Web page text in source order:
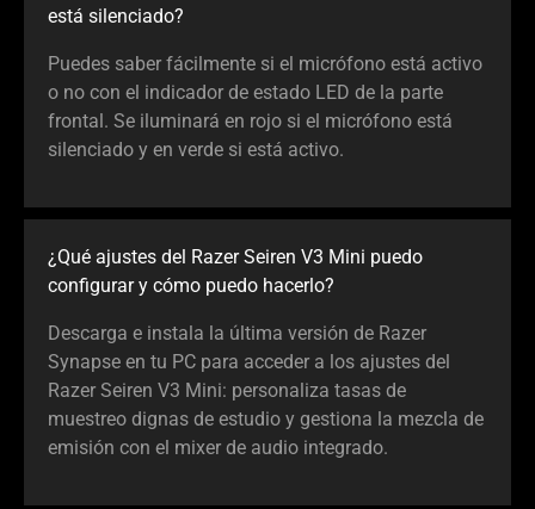
está silenciado?
Puedes saber fácilmente si el micrófono está activo
o no con el indicador de estado LED de la parte
frontal. Se iluminará en rojo si el micrófono está
silenciado y en verde si está activo.
¿Qué ajustes del Razer Seiren V3 Mini puedo
configurar y cómo puedo hacerlo?
Descarga e instala la última versión de Razer
Synapse en tu PC para acceder a los ajustes del
Razer Seiren V3 Mini: personaliza tasas de
muestreo dignas de estudio y gestiona la mezcla de
emisión con el mixer de audio integrado.